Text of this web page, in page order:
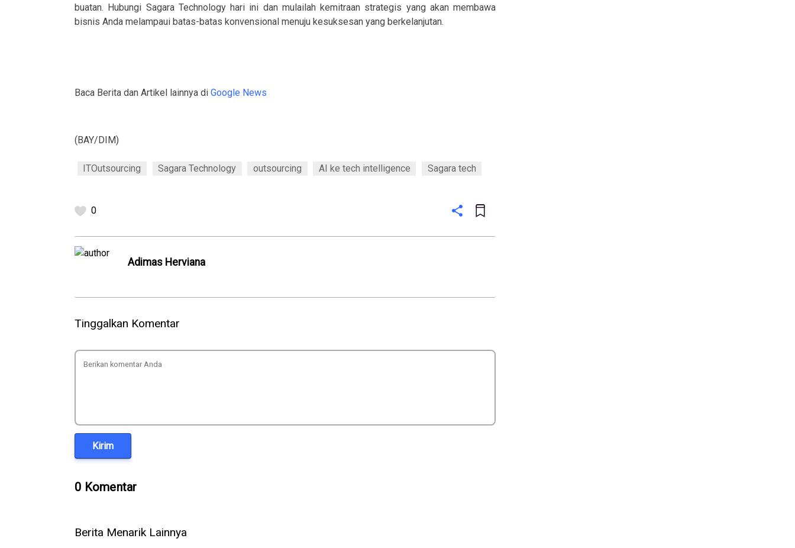
buatan. Hubungi Sagara Technology hari ini dan mulailah kemitraan strategis yang akan membawa
bisnis Anda melampaui batas-batas konvensional menuju kesuksesan yang berkelanjutan.
Baca Berita dan Artikel lainnya di Google News
(BAY/DIM)
ITOutsourcing Sagara Technology outsourcing AI ke tech intelligence Sagara tech
0
⁠Adimas Herviana
Tinggalkan Komentar
Kirim
0 Komentar
Berita Menarik Lainnya